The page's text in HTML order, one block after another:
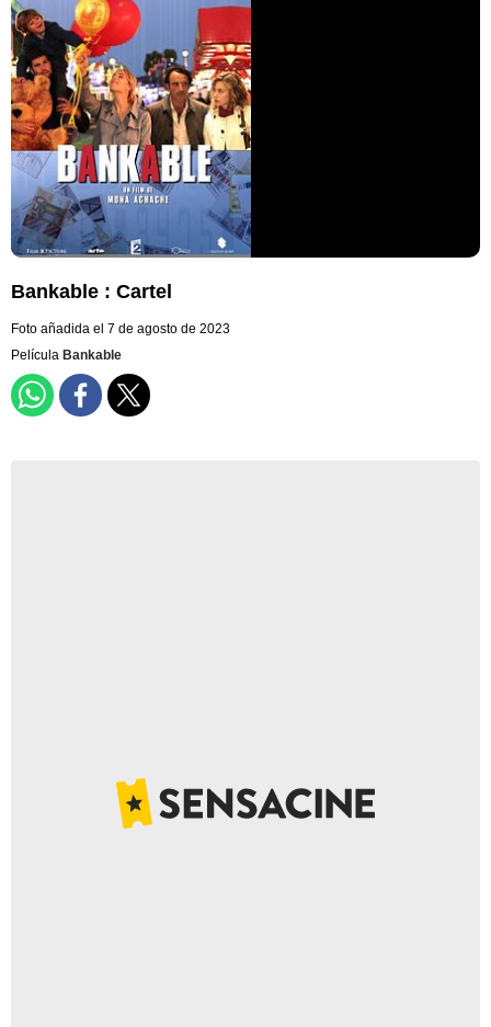
Bankable : Cartel
Foto añadida el 7 de agosto de 2023
Película Bankable